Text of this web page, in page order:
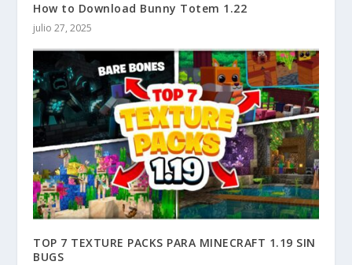
How to Download Bunny Totem 1.22
julio 27, 2025
TOP 7 TEXTURE PACKS PARA MINECRAFT 1.19 SIN
BUGS